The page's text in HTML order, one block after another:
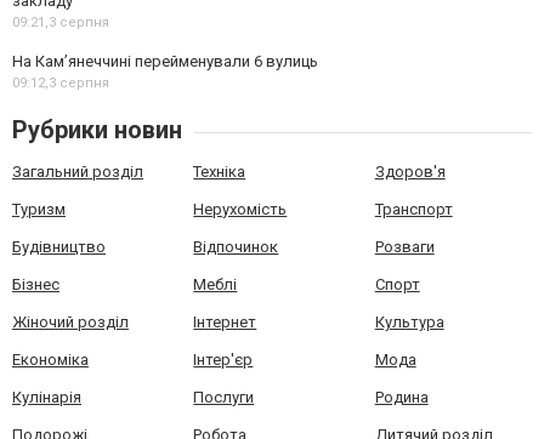
09:21,3 серпня
На Камʼянеччині перейменували 6 вулиць
09:12,3 серпня
Рубрики новин
Загальний розділ Техніка Здоров'я
Туризм Нерухомість Транспорт
Будівництво Відпочинок Розваги
Бізнес Меблі Спорт
Жіночий розділ Інтернет Культура
Економіка Інтер'єр Мода
Кулінарія Послуги Родина
Подорожі Робота Дитячий розділ